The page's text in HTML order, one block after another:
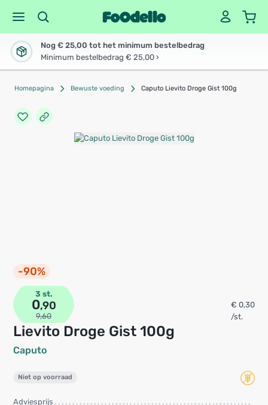
Nog € 25,00 tot het minimum bestelbedrag
Minimum bestelbedrag € 25,00 ›
Homepagina Bewuste voeding Caputo Lievito Droge Gist 100g
-90%
Lievito Droge Gist 100g
Caputo
3 st.
0,90
9,60
€ 0,30
/st.
Niet op voorraad
Adviesprijs